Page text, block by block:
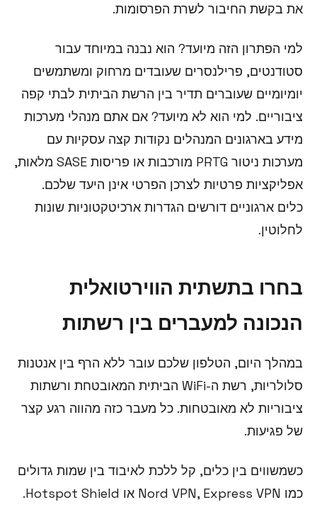
את בקשת החיבור לשרת הפרסומות.
למי הפתרון הזה מיועד? הוא נבנה במיוחד עבור
סטודנטים, פרילנסרים שעובדים מרחוק ומשתמשים
יומיומיים שעוברים תדיר בין הרשת הביתית לבתי קפה
ציבוריים. למי הוא לא מיועד? אם אתם מנהלי מערכות
מידע בארגונים המנהלים נקודות קצה עסקיות עם
מערכות ניטור PRTG מורכבות או פריסות SASE מלאות,
אפליקציות פרטיות לצרכן הפרטי אינן היעד שלכם.
כלים ארגוניים דורשים הגדרות ארכיטקטוניות שונות
לחלוטין.
בחרו בתשתית הווירטואלית
הנכונה למעברים בין רשתות
במהלך היום, הטלפון שלכם עובר ללא הרף בין אנטנות
סלולריות, רשת ה-WiFi הביתית המאובטחת ורשתות
ציבוריות לא מאובטחות. כל מעבר כזה מהווה רגע קצר
של פגיעות.
כשמשווים בין כלים, קל ללכת לאיבוד בין שמות גדולים
כמו Nord VPN, Express VPN או Hotspot Shield.